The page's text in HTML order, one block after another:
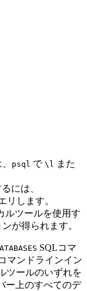
psql で \l また
には、
リします。
ルツールを使用す
が得られます。
SQLコマ
マンドラインイン
ツールのいずれを
ー上のすべてのデ